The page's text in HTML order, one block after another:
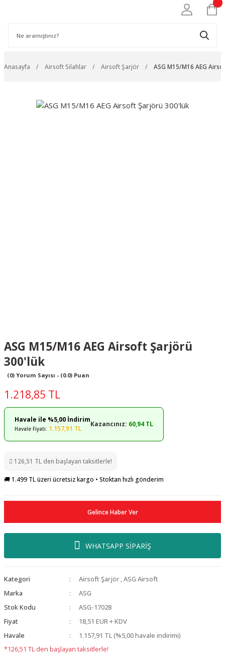
Anasayfa Airsoft Silahlar Airsoft Şarjör ASG M15/M16 AEG
ASG M15/M16 AEG Airsoft Şarjörü
300'lük
(0) Yorum Sayısı - (0.0) Puan
1.218,85 TL
Havale ile %5,00 İndirim
Havale Fiyatı: 1.157,91 TL
Kazancınız: 60,94 TL
126,51 TL den başlayan taksitlerle!
🚚 1.499 TL üzeri ücretsiz kargo • Stoktan hızlı gönderim
Gelince Haber Ver
WHATSAPP SİPARİŞ
Kategori Airsoft Şarjör ,ASG Airsoft
Marka
ASG
Stok Kodu
ASG-17028
Fiyat
18,51 EUR + KDV
Havale
1.157,91 TL (%5,00 havale indirimi)
*126,51 TL den başlayan taksitlerle!